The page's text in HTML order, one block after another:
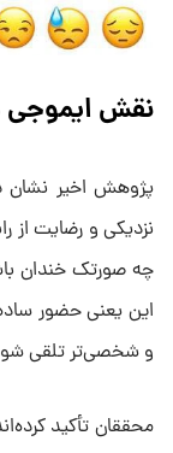
نقش ایموجی
پژوهش اخیر نشان
نزدیکی و رضایت از
چه صورتک خندان
این یعنی حضور
و شخصی‌تر تلقی
محققان تأکید